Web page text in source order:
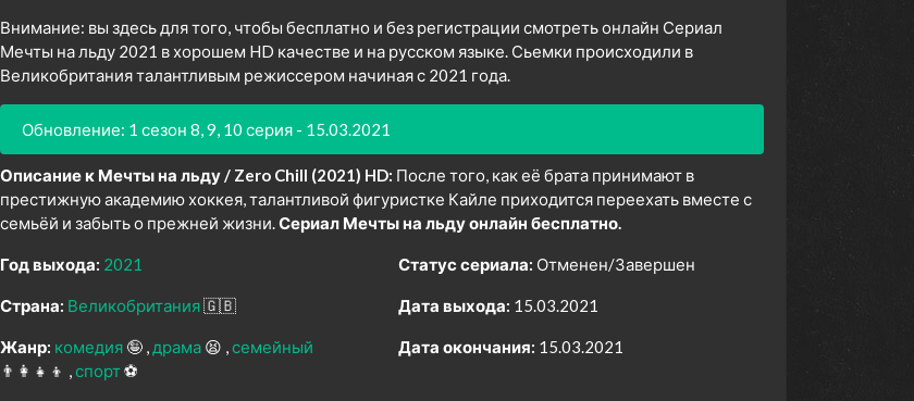
Внимание: вы здесь для того, чтобы бесплатно и без регистрации смотреть онлайн Сериал
Мечты на льду 2021 в хорошем HD качестве и на русском языке. Сьемки происходили в
Великобритания талантливым режиссером начиная с 2021 года.
Обновление: 1 сезон 8, 9, 10 серия - 15.03.2021
Описание к Мечты на льду / Zero Chill (2021) HD: После того, как её брата принимают в
престижную академию хоккея, талантливой фигуристке Кайле приходится переехать вместе с
семьёй и забыть о прежней жизни.Сериал Мечты на льду онлайн бесплатно.
Год выхода: 2021
Страна: Великобритания🇬🇧
Жанр: комедия 🤪 драма 😫
семейный
👨‍👩‍👧‍👦
спорт⚽
Статус сериала: Отменен/Завершен
Дата выхода: 15.03.2021
Дата окончания: 15.03.2021